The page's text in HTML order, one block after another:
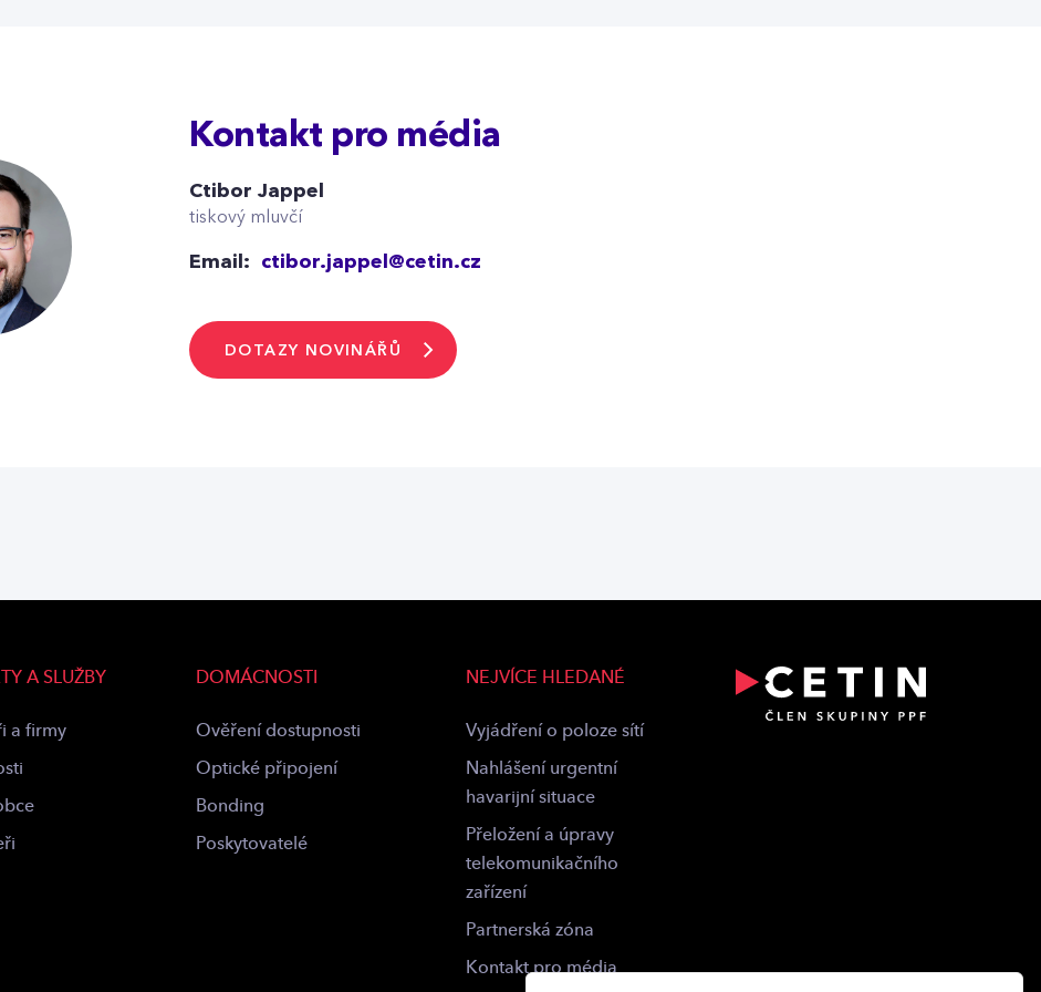
Kontakt pro média
Ctibor Jappel
tiskový mluvčí
Email: ctibor.jappel@cetin.cz
DOTAZY NOVINÁŘŮ
A SLUŽBY
a firmy
DOMÁCNOSTI
Ověření dostupnosti
Optické připojení
Bonding
Poskytovatelé
NEJVÍCE HLEDANÉ
Vyjádření o poloze sítí
Nahlášení urgentní
havarijní situace
Přeložení a úpravy
telekomunikačního
zařízení
Partnerská zóna
Kontakt pro média